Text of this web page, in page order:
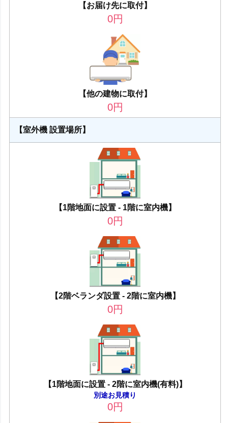
【お届け先に取付】
0円
【他の建物に取付】
0円
【室外機 設置場所】
【1階地面に設置 - 1階に室内機】
0円
【2階ベランダ設置 - 2階に室内機】
0円
【1階地面に設置 - 2階に室内機(有料)】
別途お見積り
0円